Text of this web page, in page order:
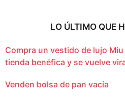
LO ÚLTIMO QUE
Compra un vestido de lujo
tienda benéfica y se vuelve
Venden bolsa de pan vacía